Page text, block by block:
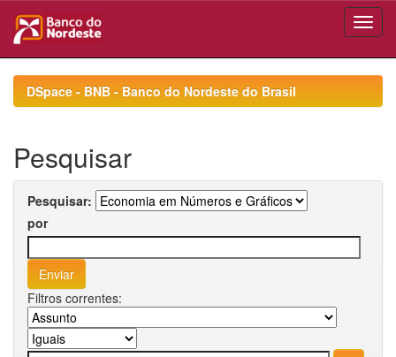
navigationDSpace - BNB - Banco do Nordeste do Brasil
Pesquisar
Pesquisar:
por
Filtros correntes: